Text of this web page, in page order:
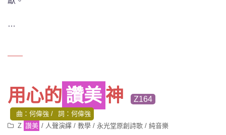
…
用心的 讚美神 Z164
曲：何偉強
詞：何偉強
Z 讚美 / 人聲演繹 /教學 /永光堂原創詩歌 /純音樂